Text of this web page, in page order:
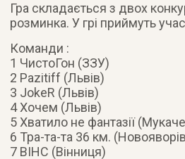
Гра складається з двох
розминка. У грі приймуть
Команди :
1 ЧистоГон (ЗЗУ)
2 Pazitiff (Львів)
3 JokeR (Львів)
4 Хочем (Львів)
5 Хватило не фантазії
6 Тра-та-та 36 км.
7 ВІНС (Вінниця)